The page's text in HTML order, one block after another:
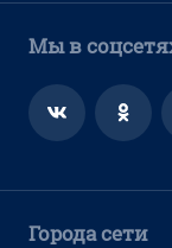
Мы в
Города сети